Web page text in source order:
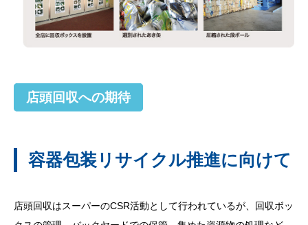
店頭回収への期待
容器包装リサイクル推進に向けて
店頭回収はスーパーのCSR活動として行われているが、回収ボッ